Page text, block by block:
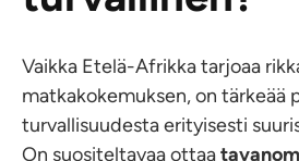
Vaikka Etelä-Afrikka tarjoaa
matkakokemuksen, on tärkeää
turvallisuudesta erityisesti
On suositeltavaa ottaa